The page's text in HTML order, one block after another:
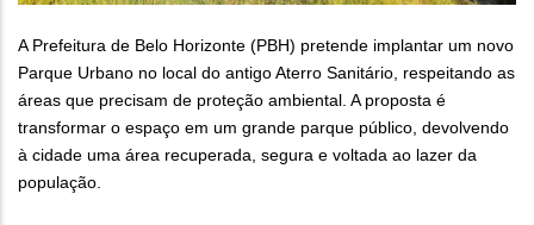
A Prefeitura de Belo Horizonte (PBH) pretende implantar um novo
Parque Urbano no local do antigo Aterro Sanitário, respeitando as
áreas que precisam de proteção ambiental. A proposta é
transformar o espaço em um grande parque público, devolvendo
à cidade uma área recuperada, segura e voltada ao lazer da
população.